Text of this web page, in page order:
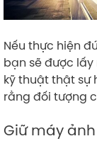
Nếu thực hiện
bạn sẽ được
kỹ thuật thật sự
rằng đối tượng
Giữ máy